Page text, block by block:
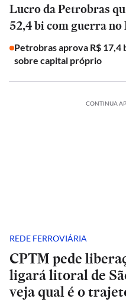
Lucro da Petrobras
52,4 bi com guerra
Petrobras aprova R$ 17,4
sobre capital próprio
CONTINUA
REDE FERROVIÁRIA
CPTM pede
ligará litoral de
veja qual é o